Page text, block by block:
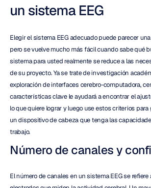
un sistema EEG
Elegir el sistema EEG adecuado puede parecer
pero se vuelve mucho más fácil cuando sabe qué
sistema para usted realmente se reduce a las
de su proyecto. Ya se trate de investigación
exploración de interfaces cerebro-computadora,
características clave le ayudará a encontrar el
lo que quiere lograr y luego use estos criterios
un dispositivo de cabeza que tenga las
trabajo.
Número de canales y
El número de canales en un sistema EEG se